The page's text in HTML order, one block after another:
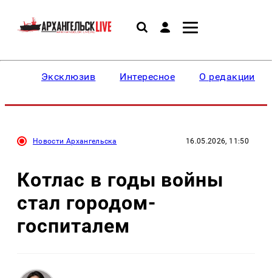
Эксклюзив Интересное О редакции
Новости Архангельска 16.05.2026, 11:50
Котлас в годы войны
стал городом-
госпиталем